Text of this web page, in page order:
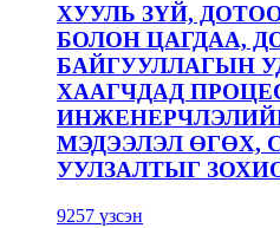
ХУУЛЬ ЗҮЙ,
БОЛОН ЦАГДАА,
БАЙГУУЛЛАГЫН
ХААГЧДАД
МЭДЭЭЛЭЛ ӨГӨХ,
УУЛЗАЛТЫГ
9257 үзсэн